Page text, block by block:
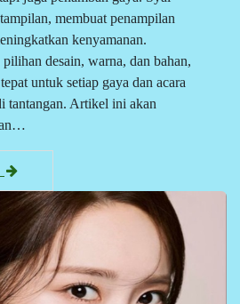
membuat penampilan
kenyamanan.
desain, warna, dan bahan,
untuk setiap gaya dan acara
tantangan. Artikel ini akan